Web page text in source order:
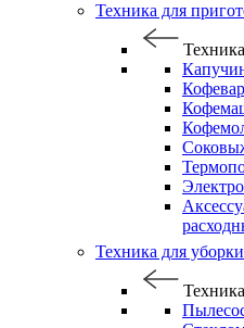
Техника для
Техника для уборки